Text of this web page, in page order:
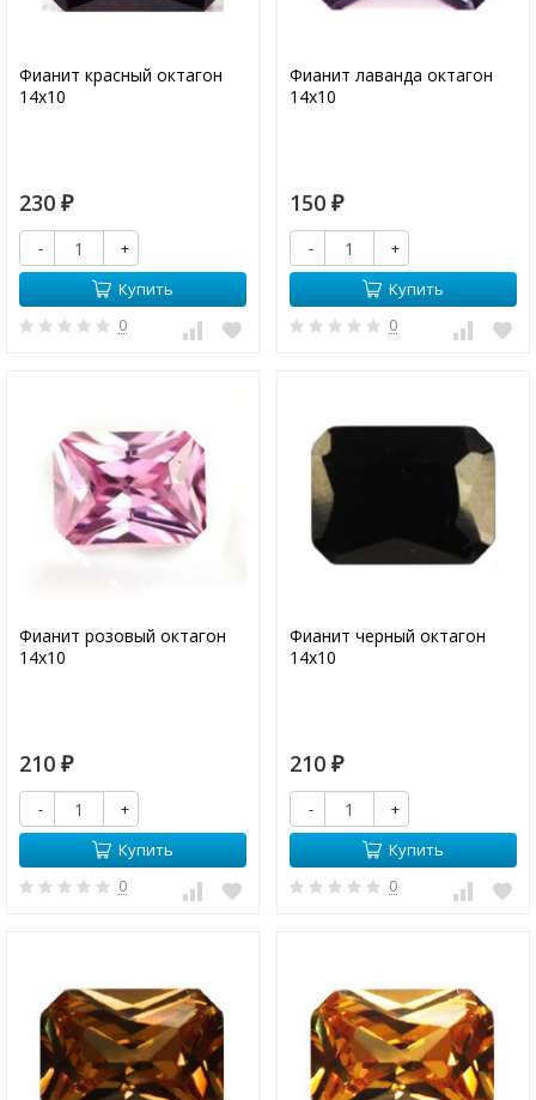
Фианит красный октагон
14х10
230 ₽
-
+
Купить
0
Фианит лаванда октагон
14х10
150 ₽
-
+
Купить
0
Фианит розовый октагон
14х10
210 ₽
-
+
Купить
0
Фианит черный октагон
14х10
210 ₽
-
+
Купить
0